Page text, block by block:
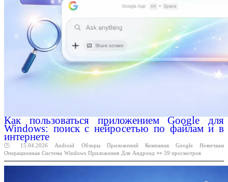
Как пользоваться приложением Google для
Windows: поиск с нейросетью по файлам и в
интернете
🕑 15.04.2026 Android Обзоры Приложений Компания Google
Новичкам
Операционная Система Windows Приложения Для Андроид 👀 59 просмотров